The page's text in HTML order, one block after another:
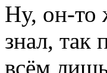
Ну, он-то
знал, так
всём